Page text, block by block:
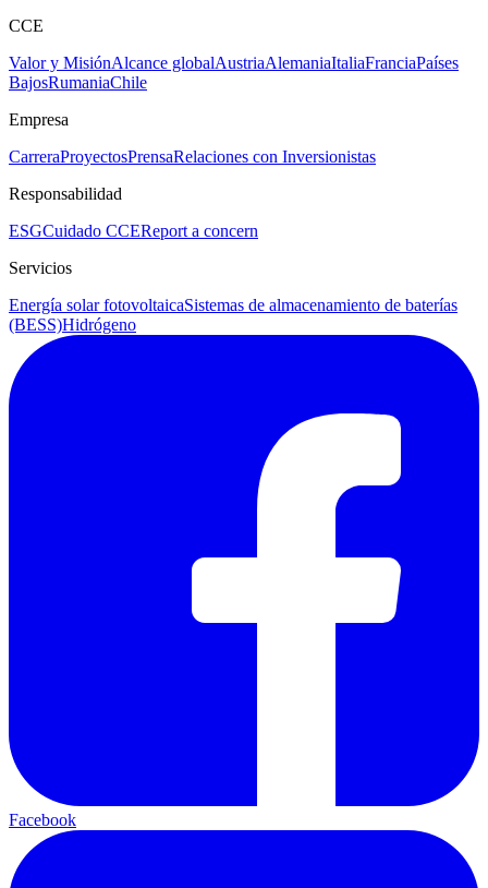
CCE
Valor y MisiónAlcance globalAustriaAlemaniaItaliaFranciaPaíses
BajosRumaniaChile
Empresa
CarreraProyectosPrensaRelaciones con Inversionistas
Responsabilidad
ESGCuidado CCEReport a concern
Servicios
Energía solar fotovoltaicaSistemas de almacenamiento de baterías
(BESS)Hidrógeno
Facebook